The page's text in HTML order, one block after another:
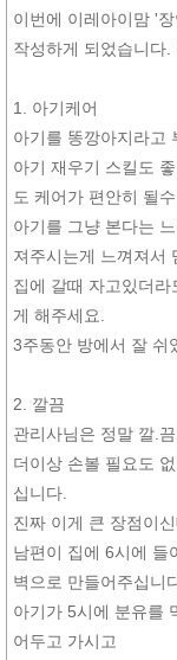
이번에 이레아이맘 '
작성하게 되었습니다
1. 아기케어
아기를 똥깡아지라고
아기 재우기 스킬도
도 케어가 편안히 될
아기를 그냥 본다는
져주시는게 느껴져서
집에 갈때 자고있더
게 해주세요.
3주동안 방에서 잘 쉬
2. 깔끔
관리사님은 정말 깔.
더이상 손볼 필요도
십니다.
진짜 이게 큰 장점이
남편이 집에 6시에 들
벽으로 만들어주십니
아기가 5시에 분유를
어두고 가시고